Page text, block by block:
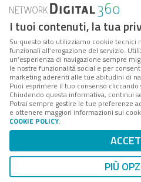
anche attraverso progetti
sviluppo.
Il Piano 2020-2022 si
evolutive del modello di
proposto nella
concentrandosi in
sviluppo delleSmart
Futuro, previsti
per l’innovazione
del Paese 2025.
I tuoi contenuti, la tua
Su questo sito utilizziamo cookie tecnici
funzionali all’erogazione del servizio.
un’esperienza di navigazione sempre
le nostre funzionalità social e per
marketing aderenti alle tue abitudini di
Puoi esprimere il tuo consenso cliccando
Chiudendo questa informativa, continui
Potrai sempre gestire le tue preferenze
e ottenere maggiori informazioni sui
COOKIE POLICY.
PIÙ